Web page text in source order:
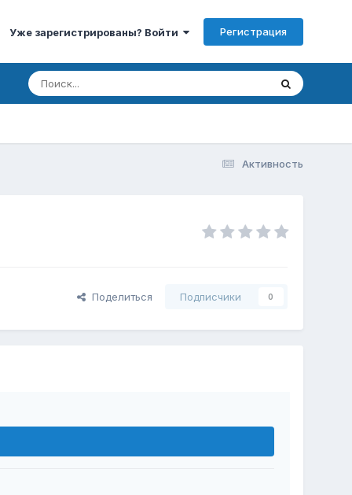
Уже зарегистрированы? Войти Регистрация
Активность
Поделиться Подписчики 0